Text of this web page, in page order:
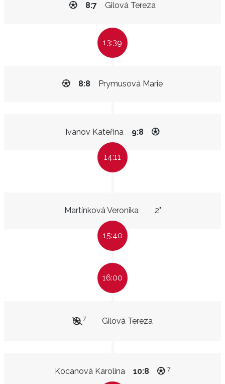
Gilová Tereza
8:7
13:39
Prymusová Marie
8:8
Ivanov Kateřina 9:8
14:11
Martínková Veronika 2"
15:40
16:00
Gilová Tereza
7
Kocanová Karolína 10:8 7